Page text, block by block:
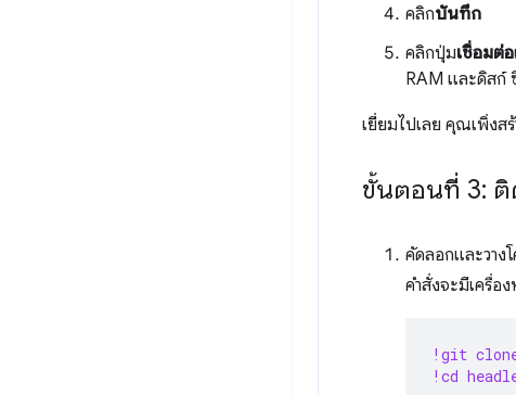
คลิกบันทึก
คลิกปุ่มเชื่อมต่อ
RAM และดิสก์
เยี่ยมไปเลย คุณเพิ่งส
ขั้นตอนที่ 3: ติ
คัดลอกและวาง
คำสั่งจะมีเครื่อ
!git
!cd